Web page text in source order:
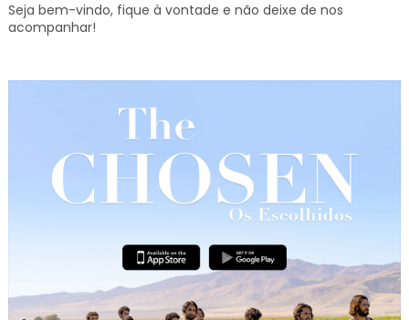
Seja bem-vindo, fique à vontade e não deixe de nos
acompanhar!